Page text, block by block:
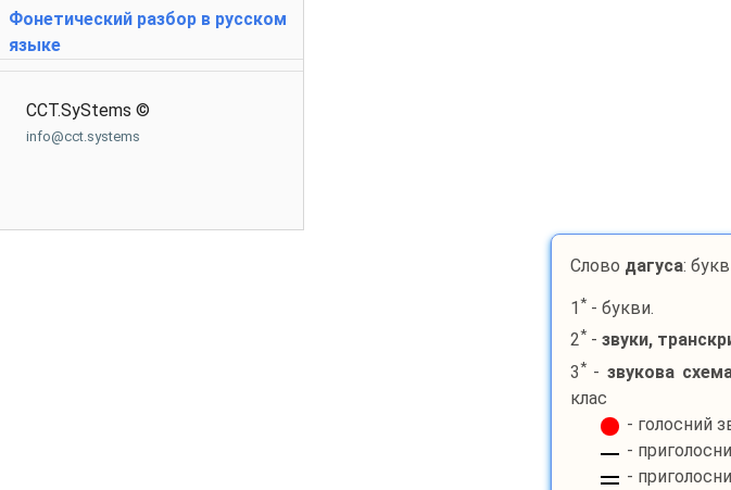
Фонетический разбор в русском
языке
CCT.SyStems ©
info@cct.systems
Слово дагуса:
1 *- букви.
2*- звуки,
3*- звукова
клас
- голосний
-
-